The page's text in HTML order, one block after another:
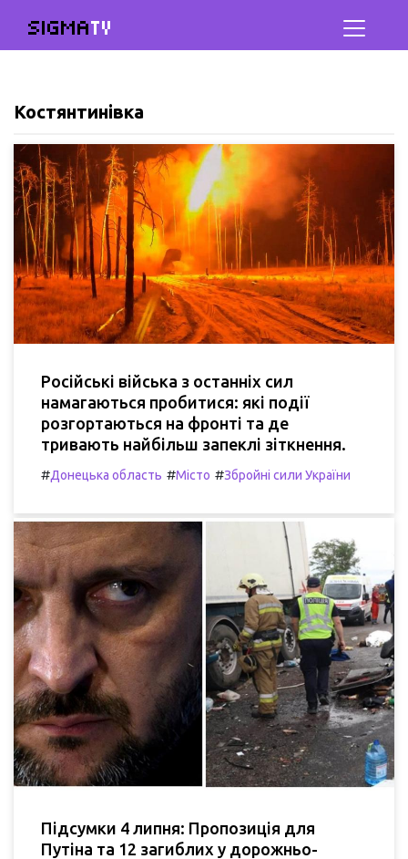
SIGMATV
Костянтинівка
Російські війська з останніх сил
намагаються пробитися: які події
розгортаються на фронті та де
тривають найбільш запеклі зіткнення.
#Донецька область #Місто #Збройні сили України
Підсумки 4 липня: Пропозиція для
Путіна та 12 загиблих у дорожньо-